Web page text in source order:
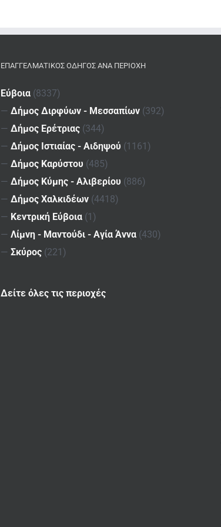
ΕΠΑΓΓΕΛΜΑΤΙΚΌΣ ΟΔΗΓΌΣ ΑΝΆ ΠΕΡΙΟΧΉ
Εύβοια (8337)
— Δήμος Διρφύων - Μεσσαπίων (392)
— Δήμος Ερέτριας (344)
— Δήμος Ιστιαίας - Αιδηψού (1161)
— Δήμος Καρύστου (485)
— Δήμος Κύμης - Αλιβερίου (886)
— Δήμος Χαλκιδέων (4418)
— Κεντρική Εύβοια (1)
— Λίμνη - Μαντούδι - Αγία Άννα (430)
— Σκύρος (221)
Δείτε όλες τις περιοχές